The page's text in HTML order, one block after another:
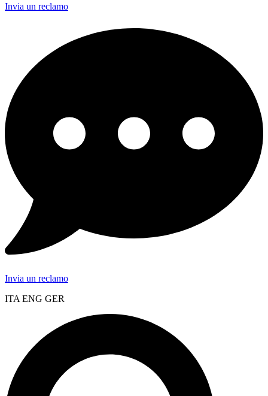
Invia un reclamo
Invia un reclamo
ITA ENG GER